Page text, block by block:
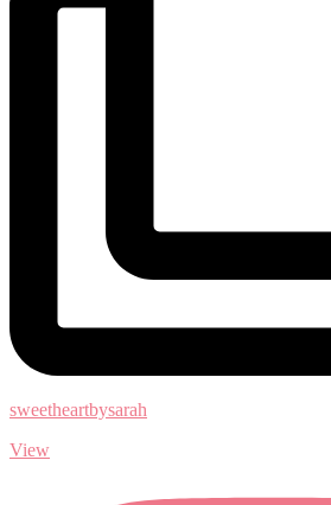
sweetheartbysarah
View